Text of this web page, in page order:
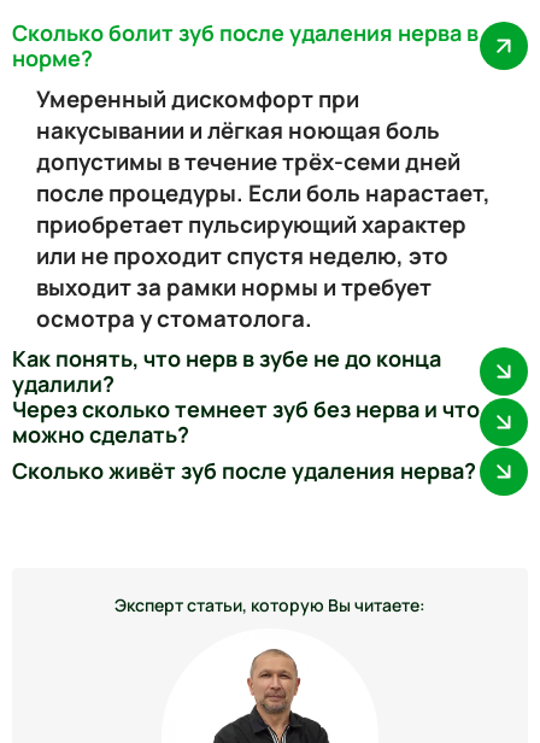
Сколько болит зуб после удаления нерва в
норме?
Умеренный дискомфорт при
накусывании и лёгкая ноющая боль
допустимы в течение трёх-семи дней
после процедуры. Если боль нарастает,
приобретает пульсирующий характер
или не проходит спустя неделю, это
выходит за рамки нормы и требует
осмотра у стоматолога.
Как понять, что нерв в зубе не до конца
удалили?
Через сколько темнеет зуб без нерва и что
можно сделать?
Сколько живёт зуб после удаления нерва?
Эксперт статьи, которую Вы читаете: